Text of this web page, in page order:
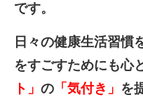
です。
日々の健康生活習慣
をすごすためにも心
ト」 の 「気付き」 を